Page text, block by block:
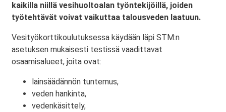
kaikilla niillä vesihuoltoalan työntekijöillä, joiden
työtehtävät voivat vaikuttaa talousveden laatuun.
Vesityökorttikoulutuksessa käydään läpi STM:n
asetuksen mukaisesti testissä vaadittavat
osaamisalueet, joita ovat:
lainsäädännön tuntemus,
veden hankinta,
vedenkäsittely,